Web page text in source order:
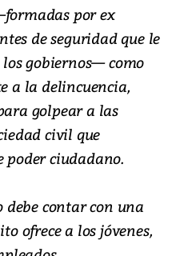
por ex
de seguridad que le
gobiernos— como
a la delincuencia,
golpear a las
civil que
poder ciudadano.
contar con una
ofrece a los jóvenes,